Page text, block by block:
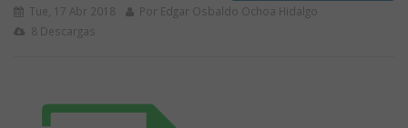
Tue, 17 Abr 2018
Por Edgar Osbaldo Ochoa Hidalgo
8 Descargas